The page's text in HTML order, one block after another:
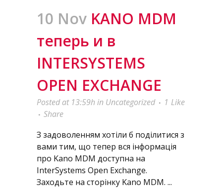
10 Nov KANO MDM
теперь и в
INTERSYSTEMS
OPEN EXCHANGE
Posted at 13:59hin Uncategorized 1 Like
Share
З задоволенням хотіли б поділитися з
вами тим, що тепер вся інформація
про Kano MDM доступна на
InterSystems Open Exchange.
Заходьте на сторінку Kano MDM. ...